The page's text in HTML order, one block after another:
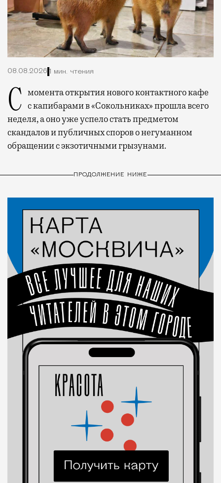
08.08.2026 1 мин. чтения
С момента открытия нового контактного кафе с капибарами в «Сокольниках» прошла всего
неделя, а оно уже успело стать предметом
скандалов и публичных споров о негуманном
обращении с экзотичными грызунами.
ПРОДОЛЖЕНИЕ НИЖЕ